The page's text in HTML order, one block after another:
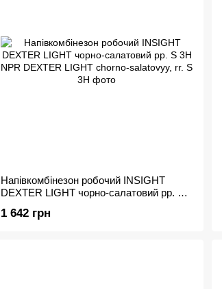
Напівкомбінезон робочий INSIGHT
DEXTER LIGHT чорно-салатовий рр. S
1 642 грн